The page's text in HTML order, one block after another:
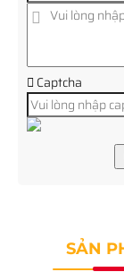
Captcha
SẢN